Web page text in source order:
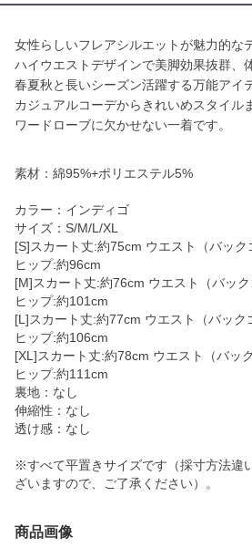
女性らしいフレアシルエットが魅力的な
ハイウエストデザインで美脚効果抜群、
春夏秋と長いシーズン活躍する万能アイ
カジュアルコーデからきれいめスタイル
ワードローブに欠かせない一着です。
素材：綿95%+ポリエステル5%
カラー：インディゴ
サイズ：S/M/L/XL
[S]スカート丈:約75cm ウエスト（バッ
ヒップ:約96cm
[M]スカート丈:約76cm ウエスト（バッ
ヒップ:約101cm
[L]スカート丈:約77cm ウエスト（バッ
ヒップ:約106cm
[XL]スカート丈:約78cm ウエスト（バッ
ヒップ:約111cm
裏地：なし
伸縮性：なし
透け感：なし
※すべて平置きサイズです（採寸方法違
ざいますので、ご了承ください）。
商品画像